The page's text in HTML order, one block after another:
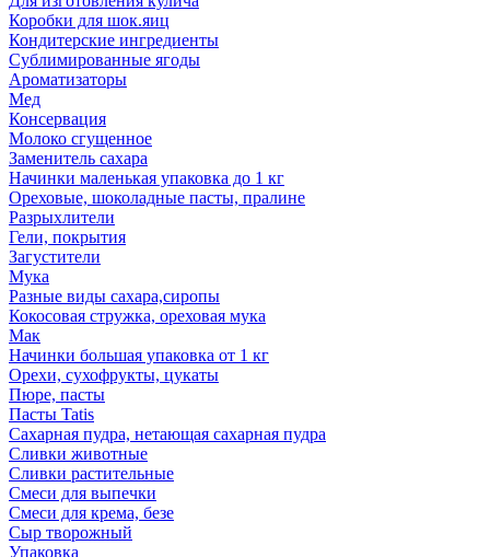
Коробки для шок.яиц
Кондитерские ингредиенты
Сублимированные ягоды
Ароматизаторы
Мед
Консервация
Молоко сгущенное
Заменитель сахара
Начинки маленькая упаковка до 1 кг
Ореховые, шоколадные пасты, пралине
Разрыхлители
Гели, покрытия
Загустители
Мука
Разные виды сахара,сиропы
Кокосовая стружка, ореховая мука
Мак
Начинки большая упаковка от 1 кг
Орехи, сухофрукты, цукаты
Пюре, пасты
Пасты Tatis
Сахарная пудра, нетающая сахарная пудра
Сливки животные
Сливки растительные
Смеси для выпечки
Смеси для крема, безе
Сыр творожный
Упаковка